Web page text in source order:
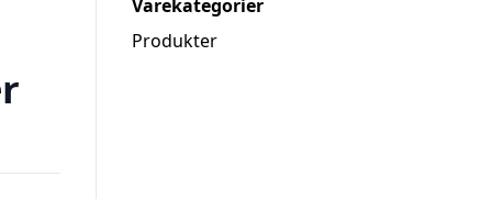
Varekategorier
Produkter